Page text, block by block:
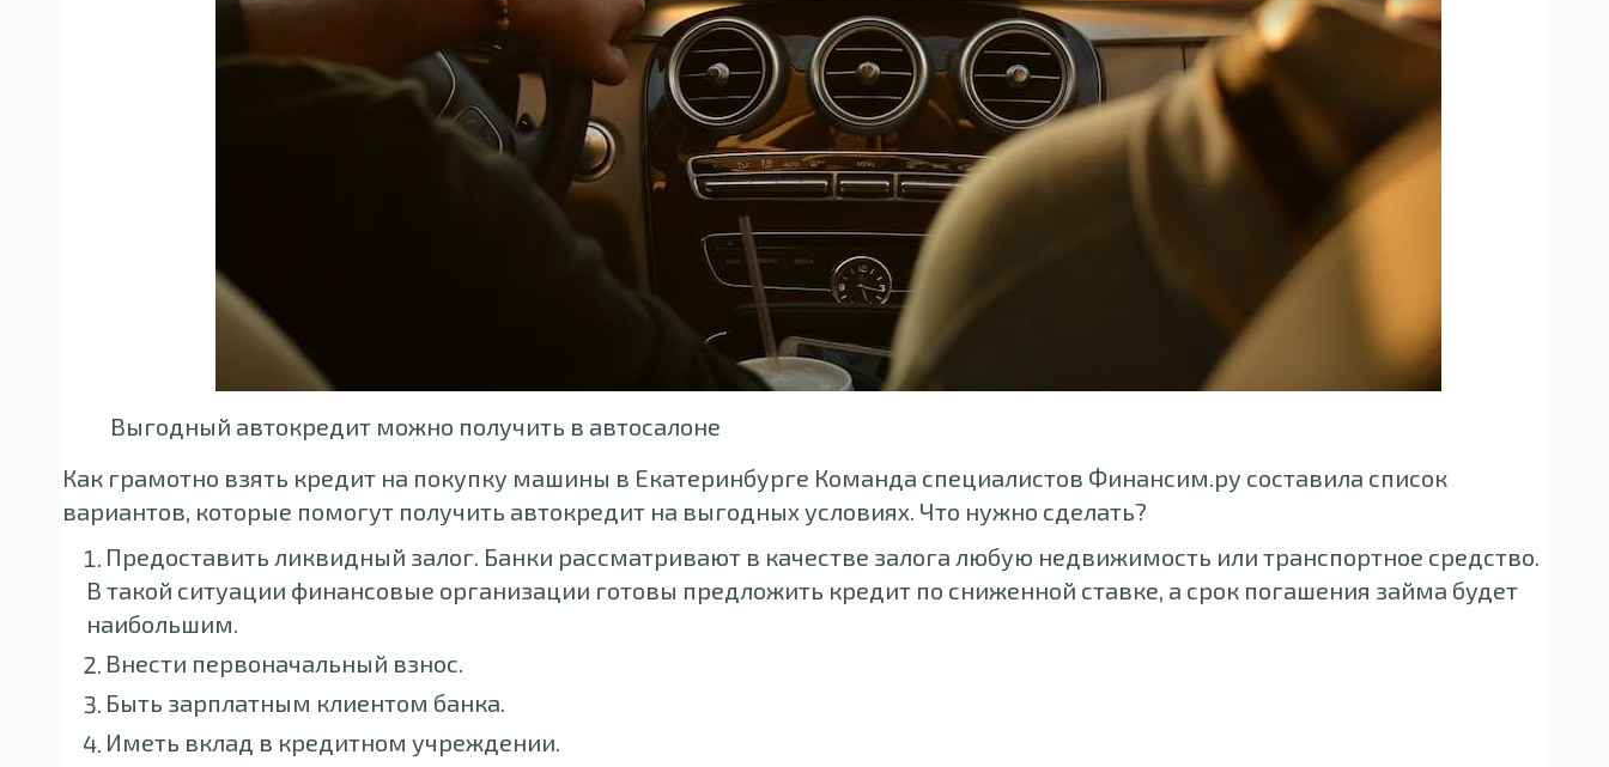
Выгодный автокредит можно получить в автосалоне
Как грамотно взять кредит на покупку машины в Екатеринбурге Команда специалистов Финансим.ру составила список
вариантов, которые помогут получить автокредит на выгодных условиях. Что нужно сделать?
Предоставить ликвидный залог. Банки рассматривают в качестве залога любую недвижимость или транспортное средство.
В такой ситуации финансовые организации готовы предложить кредит по сниженной ставке, а срок погашения займа будет
наибольшим.
Внести первоначальный взнос.
Быть зарплатным клиентом банка.
Иметь вклад в кредитном учреждении.